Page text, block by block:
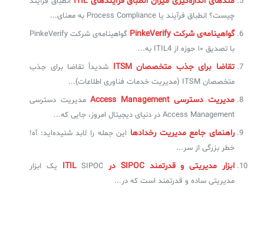
چیست؟ انطباق فرآیند یا Process Compliance به معنای...
گواهینامه‌ی شرکت PinkeVerify
گواهینامه‌ی شرکت PinkeVerify
با تصدیق ۱۰ حوزه از ITIL4 به...
تقاضا برای جذب متخصصان ITSM
شدیداً تقاضا برای جذب
متخصصان ITSM (مدیریت خدمات فناوری اطلاعات)...
مدیریت دسترسی Access Management
مدیریت دسترسی
Access Management در دنیای دیجیتال امروز، جایی که...
راهنمای جامع مدیریت رخدادها این جمله را لابد شنیده‌اید: آه!
خطر بزرگی از سر...
ابزار مدیریتی و قدرتمند SIPOC در ITIL
SIPOC یک ابزار
مدیریتی ساده و قدرتمند است که در...